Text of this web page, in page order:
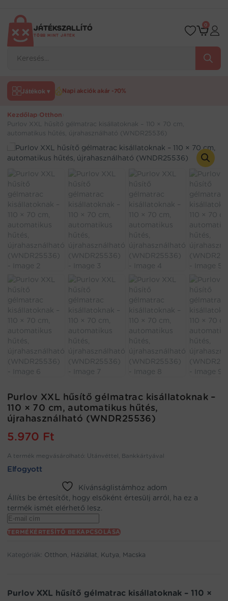
tartalomraJÁTÉKSZALLÍTÓ
TÖBB MINT JÁTÉK
search
0
Játékok ▾ Napi akciók akár -70%
Kezdőlap Otthon
Purlov XXL hűsítő gélmatrac kisállatoknak – 110 × 70 cm,
automatikus hűtés, újrahasználható (WNDR25536)
Purlov XXL hűsítő gélmatrac kisállatoknak –
110 × 70 cm, automatikus hűtés,
újrahasználható (WNDR25536)
5.970 Ft
A termék megvásárolható: Utánvéttel, Bankkártyával
Elfogyott
Kívánságlistámhoz adom
Állíts be értesítőt, hogy elsőként értesülj arról, ha ez a
termék ismét elérhető lesz.
Enter
your
email
to
waitlist
TERMÉKÉRTESÍTŐ BEKAPCSOLÁSA
Kategóriák: Otthon, Háziállat, Kutya, Macska
Purlov XXL hűsítő gélmatrac kisállatoknak – 110 ×